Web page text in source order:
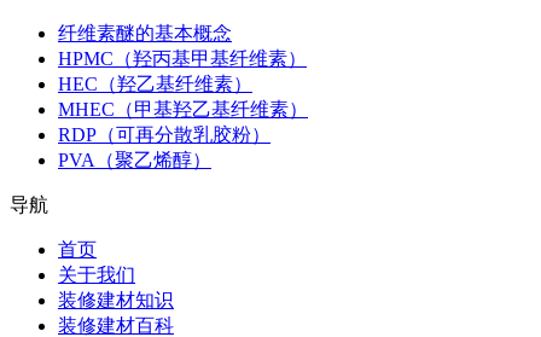
纤维素醚的基本概念
HPMC（羟丙基甲基纤维素）
HEC（羟乙基纤维素）
MHEC（甲基羟乙基纤维素）
RDP（可再分散乳胶粉）
PVA（聚乙烯醇）
导航
首页
关于我们
装修建材知识
装修建材百科